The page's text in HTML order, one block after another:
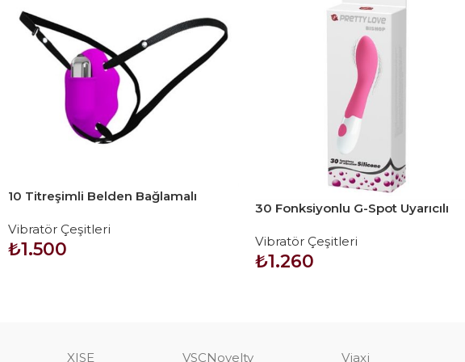
10 Titreşimli Belden Bağlamalı
Vibratör Çeşitleri
₺1.500
30 Fonksiyonlu G-Spot Uyarıcılı
Vibratör Çeşitleri
₺1.260
XISE VSCNovelty Viaxi